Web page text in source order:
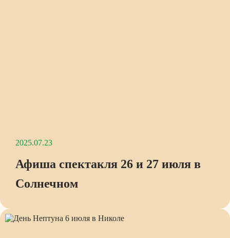
2025.07.23
Афиша спектакля 26 и 27 июля в
Солнечном